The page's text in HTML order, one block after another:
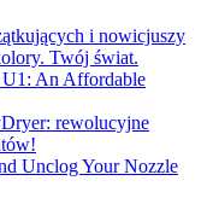
i nowicjuszy
Twój świat.
U1: An Affordable
rewolucyjne
Unclog Your Nozzle